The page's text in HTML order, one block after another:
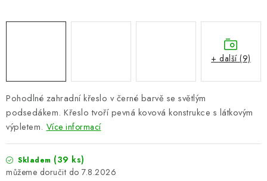
Reklamace
Formulář odstoupení od smlouvy
Nákup na splátky ESSOX
Pohodlné zahradní křeslo v černé barvě se světlým
podsedákem. Křeslo tvoří pevná kovová konstrukce s látkovým
výpletem. Více informací
Skladem (39 ks)
7.8.2026
+ další (9)